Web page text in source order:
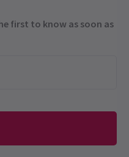
first to know as soon as